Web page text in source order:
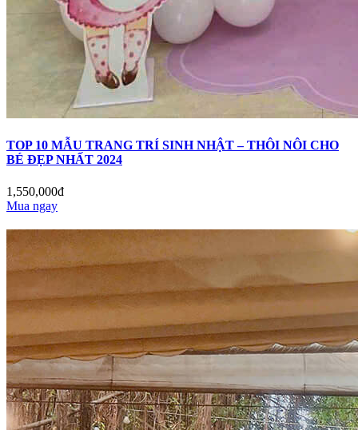
TOP 10 MẪU TRANG TRÍ SINH NHẬT – THÔI NÔI CHO
BÉ ĐẸP NHẤT 2024
1,550,000đ
Mua ngay